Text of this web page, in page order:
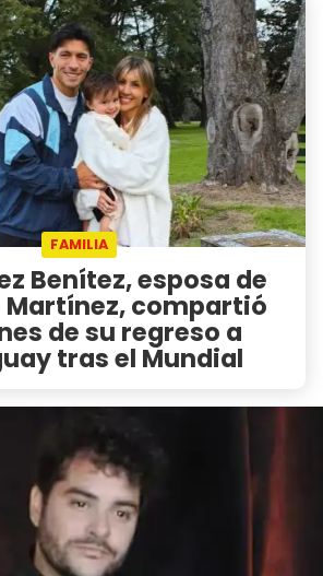
FAMILIA
Benítez, esposa de
Martínez, compartió
de su regreso a
tras el Mundial